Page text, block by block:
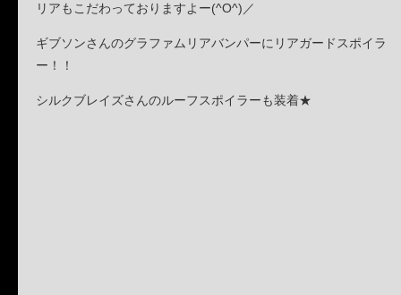
リアもこだわっておりますよー(^O^)／
ギブソンさんのグラファムリアバンパーにリアガードスポイラ
ー！！
シルクブレイズさんのルーフスポイラーも装着★